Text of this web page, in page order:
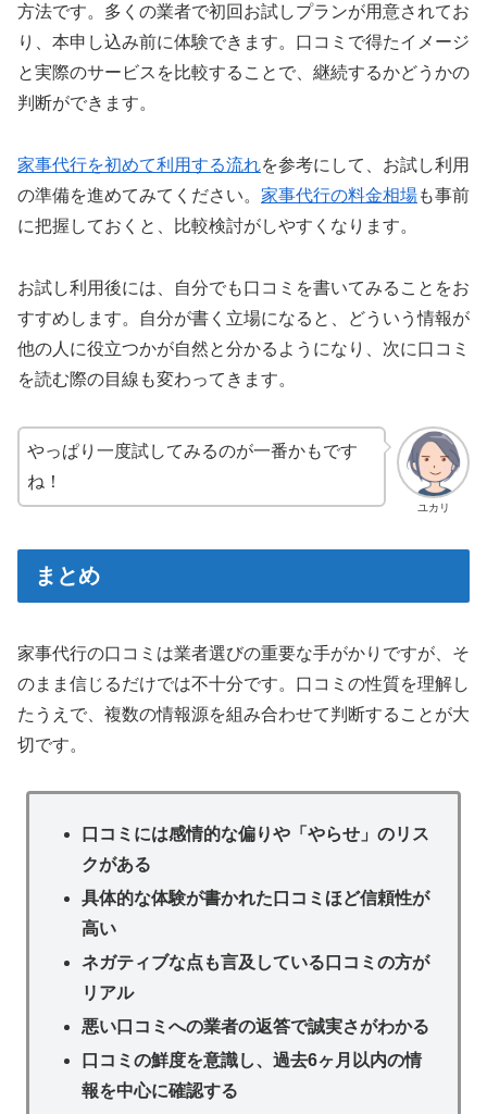
方法です。多くの業者で初回お試しプランが用意されてお
り、本申し込み前に体験できます。口コミで得たイメージ
と実際のサービスを比較することで、継続するかどうかの
判断ができます。
家事代行を初めて利用する流れを参考にして、お試し利用
の準備を進めてみてください。 家事代行の料金相場も事前
に把握しておくと、比較検討がしやすくなります。
お試し利用後には、自分でも口コミを書いてみることをお
すすめします。自分が書く立場になると、どういう情報が
他の人に役立つかが自然と分かるようになり、次に口コミ
を読む際の目線も変わってきます。
ユカリ
やっぱり一度試してみるのが一番かもです
ね！
まとめ
家事代行の口コミは業者選びの重要な手がかりですが、そ
のまま信じるだけでは不十分です。口コミの性質を理解し
たうえで、複数の情報源を組み合わせて判断することが大
切です。
口コミには感情的な偏りや「やらせ」のリス
クがある
具体的な体験が書かれた口コミほど信頼性が
高い
ネガティブな点も言及している口コミの方が
リアル
悪い口コミへの業者の返答で誠実さがわかる
口コミの鮮度を意識し、過去6ヶ月以内の情
報を中心に確認する